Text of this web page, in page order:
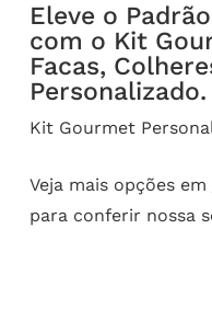
Eleve o
com o Kit
Facas,
Personalizado.
Kit Gourmet
Veja mais opções em
para conferir nossa